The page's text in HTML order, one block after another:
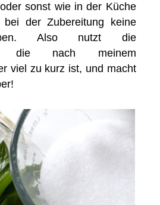
sonst wie in der Küche
bei der Zubereitung keine
Also nutzt die
die nach meinem
viel zu kurz ist, und macht